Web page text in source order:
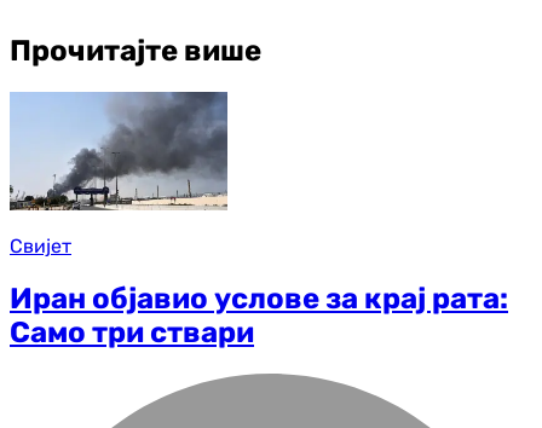
Прочитајте више
Свијет
Иран објавио услове за крај рата:
Само три ствари